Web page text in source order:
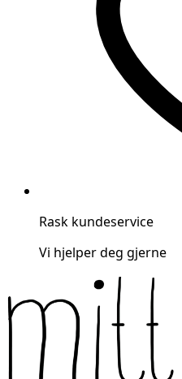
Rask kundeservice
Vi hjelper deg gjerne